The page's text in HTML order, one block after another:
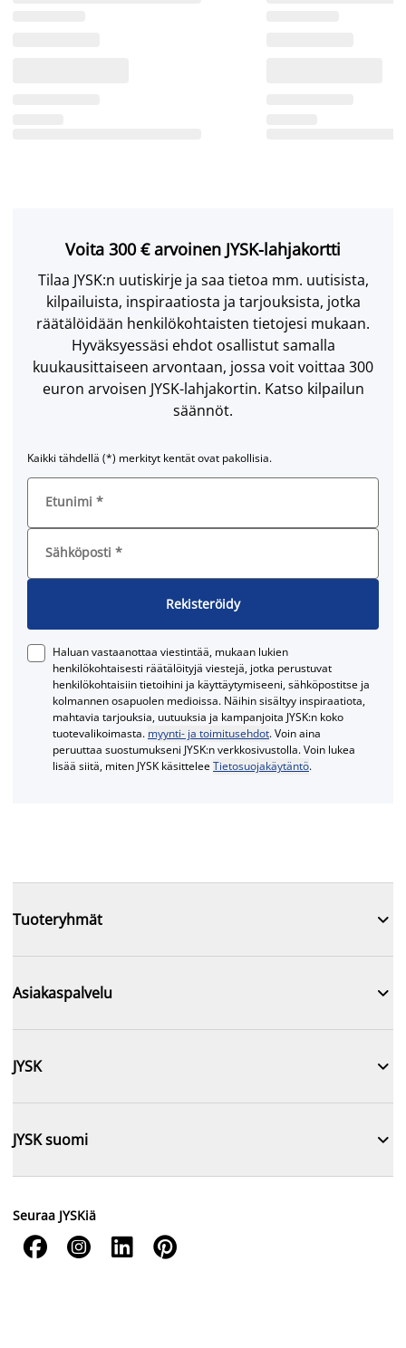
Voita 300 € arvoinen JYSK-lahjakortti
Tilaa JYSK:n uutiskirje ja saa tietoa mm. uutisista,
kilpailuista, inspiraatiosta ja tarjouksista, jotka
räätälöidään henkilökohtaisten tietojesi mukaan.
Hyväksyessäsi ehdot osallistut samalla
kuukausittaiseen arvontaan, jossa voit voittaa 300
euron arvoisen JYSK-lahjakortin. Katso kilpailun
säännöt.
Kaikki tähdellä (*) merkityt kentät ovat pakollisia.
Etunimi *
Sähköposti *
Rekisteröidy
Haluan vastaanottaa viestintää, mukaan lukien
henkilökohtaisesti räätälöityjä viestejä, jotka perustuvat
henkilökohtaisiin tietoihini ja käyttäytymiseeni, sähköpostitse ja
kolmannen osapuolen medioissa. Näihin sisältyy inspiraatiota,
mahtavia tarjouksia, uutuuksia ja kampanjoita JYSK:n koko
tuotevalikoimasta. myynti- ja toimitusehdot. Voin aina
peruuttaa suostumukseni JYSK:n verkkosivustolla. Voin lukea
lisää siitä, miten JYSK käsitteleeTietosuojakäytäntö.
Tuoteryhmät 
Asiakaspalvelu 
JYSK 
JYSK suomi 
Seuraa JYSKiä
   